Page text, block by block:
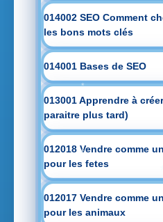
014002 SEO Comment
les bons mots clés
014001 Bases de SEO
013001 Apprendre à
paraitre plus tard)
012018 Vendre comme
pour les fetes
012017 Vendre comme
pour les animaux